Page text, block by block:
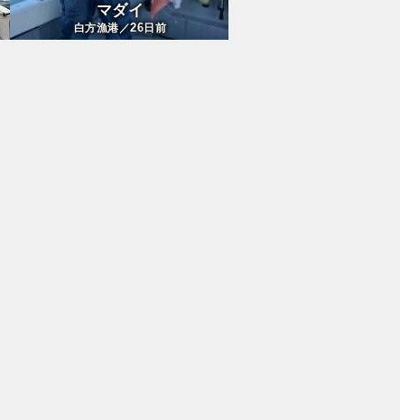
マダイ
白方漁港／26日前